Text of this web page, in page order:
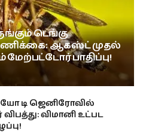
டெங்கு
ஆகஸ்ட் முதல்
மேற்பட்டோர் பாதிப்பு!
டி ஜெனிரோவில்
விமானி உட்பட